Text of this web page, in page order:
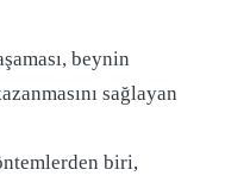
beynin
sağlayan
biri,